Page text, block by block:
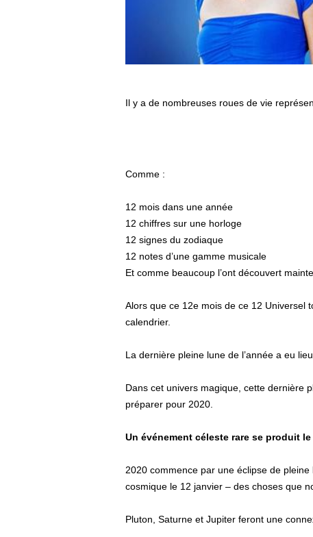
Il y a de nombreuses roues de vie
Comme :
12 mois dans une année
12 chiffres sur une horloge
12 signes du zodiaque
12 notes d’une gamme musicale
Et comme beaucoup l’ont découvert
Alors que ce 12e mois de ce 12 Universel
calendrier.
La dernière pleine lune de l’année a eu
Dans cet univers magique, cette dernière
préparer pour 2020.
Un événement céleste rare se produit
2020 commence par une éclipse de
cosmique le 12 janvier – des choses que
Pluton, Saturne et Jupiter feront une